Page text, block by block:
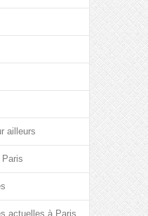
ailleurs
Paris
actuelles à Paris